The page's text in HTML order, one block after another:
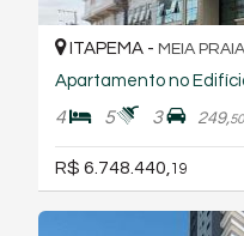
ITAPEMA - MEIA PRAIA
Apartamento no
4 5 3 249,50
R$ 6.748.440, 19